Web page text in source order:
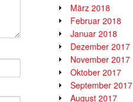
März 2018
Februar 2018
Januar 2018
Dezember 2017
November 2017
Oktober 2017
September 2017
August 2017